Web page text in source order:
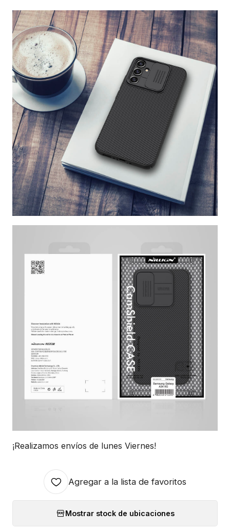
¡Realizamos envíos de lunes Viernes!
Agregar a la lista de favoritos
Mostrar stock de ubicaciones